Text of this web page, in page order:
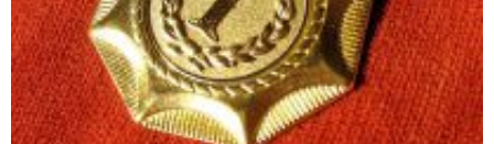
Spielideen zum Kindergeburstag: Olympiade